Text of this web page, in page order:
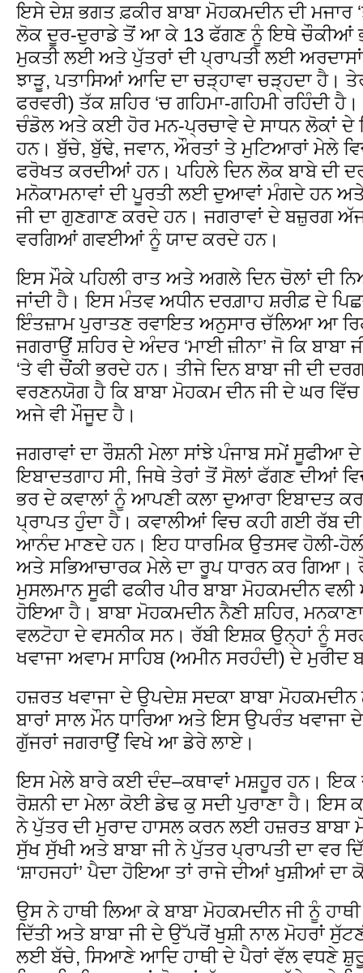
ਇਸੇ ਦੇਸ਼ ਭਗਤ ਫ਼ਕੀਰ ਬਾਬਾ ਮੋਹਕਮਦੀਨ ਦੀ ਮਜਾਰ
ਲੋਕ ਦੂਰ-ਦੁਰਾਡੇ ਤੋਂ ਆ ਕੇ 13 ਫੱਗਣ ਨੂੰ ਇਥੇ ਚੌਕੀਆਂ
ਮੁਕਤੀ ਲਈ ਅਤੇ ਪੁੱਤਰਾਂ ਦੀ ਪ੍ਰਾਪਤੀ ਲਈ
ਝਾੜੂ, ਪਤਾਸਿਆਂ ਆਦਿ ਦਾ ਚੜ੍ਹਾਵਾ ਚੜ੍ਹਦਾ ਹੈ।
ਫਰਵਰੀ) ਤੱਕ ਸ਼ਹਿਰ ‘ਚ ਗਹਿਮਾ-ਗਹਿਮੀ ਰਹਿੰਦੀ
ਚੰਡੋਲ ਅਤੇ ਕਈ ਹੋਰ ਮਨ-ਪ੍ਰਚਾਵੇ ਦੇ ਸਾਧਨ ਲੋਕਾਂ ਦੇ
ਹਨ। ਬੁੱਚੇ, ਬੁੱਢੇ, ਜਵਾਨ, ਔਰਤਾਂ ਤੇ ਮੁਟਿਆਰਾਂ ਮੇਲੇ
ਫਰੋਖਤ ਕਰਦੀਆਂ ਹਨ। ਪਹਿਲੇ ਦਿਨ ਲੋਕ ਬਾਬੇ ਦੀ
ਮਨੋਕਾਮਨਾਵਾਂ ਦੀ ਪੂਰਤੀ ਲਈ ਦੁਆਵਾਂ ਮੰਗਦੇ ਹਨ
ਜੀ ਦਾ ਗੁਣਗਾਣ ਕਰਦੇ ਹਨ। ਜਗਰਾਵਾਂ ਦੇ ਬਜ਼ੁਰਗ
ਵਰਗਿਆਂ ਗਵਈਆਂ ਨੂੰ ਯਾਦ ਕਰਦੇ ਹਨ।
ਇਸ ਮੌਕੇ ਪਹਿਲੀ ਰਾਤ ਅਤੇ ਅਗਲੇ ਦਿਨ ਚੋਲਾਂ ਦੀ
ਜਾਂਦੀ ਹੈ। ਇਸ ਮੰਤਵ ਅਧੀਨ ਦਰਗ਼ਾਹ ਸ਼ਰੀਫ਼ ਦੇ
ਇੰਤਜ਼ਾਮ ਪੁਰਾਤਣ ਰਵਾਇਤ ਅਨੁਸਾਰ ਚੱਲਿਆ ਆ
ਜਗਰਾਉਂ ਸ਼ਹਿਰ ਦੇ ਅੰਦਰ ‘ਮਾਈ ਜ਼ੀਨਾ’ ਜੋ ਕਿ ਬਾਬਾ
‘ਤੇ ਵੀ ਚੌਂਕੀ ਭਰਦੇ ਹਨ। ਤੀਜੇ ਦਿਨ ਬਾਬਾ ਜੀ ਦੀ
ਵਰਣਨਯੋਗ ਹੈ ਕਿ ਬਾਬਾ ਮੋਹਕਮ ਦੀਨ ਜੀ ਦੇ ਘਰ
ਅਜੇ ਵੀ ਮੌਜੂਦ ਹੈ।
ਜਗਰਾਵਾਂ ਦਾ ਰੌਸ਼ਨੀ ਮੇਲਾ ਸਾਂਝੇ ਪੰਜਾਬ ਸਮੇਂ ਸੂਫੀਆ
ਇਬਾਦਤਗਾਹ ਸੀ, ਜਿਥੇ ਤੇਰਾਂ ਤੋਂ ਸੋਲਾਂ ਫੱਗਣ ਦੀਆਂ
ਭਰ ਦੇ ਕਵਾਲਾਂ ਨੂੰ ਆਪਣੀ ਕਲਾ ਦੁਆਰਾ ਇਬਾਦਤ
ਪ੍ਰਾਪਤ ਹੁੰਦਾ ਹੈ। ਕਵਾਲੀਆਂ ਵਿਚ ਕਹੀ ਗਈ ਰੱਬ
ਆਨੰਦ ਮਾਣਦੇ ਹਨ। ਇਹ ਧਾਰਮਿਕ ਉਤਸਵ ਹੋਲੀ-
ਅਤੇ ਸਭਿਆਚਾਰਕ ਮੇਲੇ ਦਾ ਰੂਪ ਧਾਰਨ ਕਰ ਗਿਆ।
ਮੁਸਲਮਾਨ ਸੂਫੀ ਫਕੀਰ ਪੀਰ ਬਾਬਾ ਮੋਹਕਮਦੀਨ
ਹੋਇਆ ਹੈ। ਬਾਬਾ ਮੋਹਕਮਦੀਨ ਨੈਣੀ ਸ਼ਹਿਰ,
ਵਲਟੋਹਾ ਦੇ ਵਸਨੀਕ ਸਨ। ਰੱਬੀ ਇਸ਼ਕ ਉਨ੍ਹਾਂ ਨੂੰ
ਖਵਾਜਾ ਅਵਾਮ ਸਾਹਿਬ (ਅਮੀਨ ਸਰਹੰਦੀ) ਦੇ ਮੁਰੀਦ
ਹਜ਼ਰਤ ਖਵਾਜਾ ਦੇ ਉਪਦੇਸ਼ ਸਦਕਾ ਬਾਬਾ ਮੋਹਕਮਦੀਨ
ਬਾਰਾਂ ਸਾਲ ਮੌਨ ਧਾਰਿਆ ਅਤੇ ਇਸ ਉਪਰੰਤ ਖਵਾਜਾ
ਗੁੱਜਰਾਂ ਜਗਰਾਉਂ ਵਿਖੇ ਆ ਡੇਰੇ ਲਾਏ।
ਇਸ ਮੇਲੇ ਬਾਰੇ ਕਈ ਦੰਦ–ਕਥਾਵਾਂ ਮਸ਼ਹੂਰ ਹਨ। ਇਕ
ਰੋਸ਼ਨੀ ਦਾ ਮੇਲਾ ਕੋਈ ਡੇਢ ਕੁ ਸਦੀ ਪੁਰਾਣਾ ਹੈ। ਇਸ
ਨੇ ਪੁੱਤਰ ਦੀ ਮੁਰਾਦ ਹਾਸਲ ਕਰਨ ਲਈ ਹਜ਼ਰਤ ਬਾਬਾ
ਸੁੱਖ ਸੁੱਖੀ ਅਤੇ ਬਾਬਾ ਜੀ ਨੇ ਪੁੱਤਰ ਪ੍ਰਾਪਤੀ ਦਾ ਵਰ
‘ਸ਼ਾਹਜਹਾਂ’ ਪੈਦਾ ਹੋਇਆ ਤਾਂ ਰਾਜੇ ਦੀਆਂ ਖੁਸ਼ੀਆਂ ਦਾ
ਉਸ ਨੇ ਹਾਥੀ ਲਿਆ ਕੇ ਬਾਬਾ ਮੋਹਕਮਦੀਨ ਜੀ ਨੂੰ
ਦਿੱਤੀ ਅਤੇ ਬਾਬਾ ਜੀ ਦੇ ਉੱਪਰੋਂ ਖੁਸ਼ੀ ਨਾਲ ਮੋਹਰਾਂ
ਲਈ ਬੱਚੇ, ਸਿਆਣੇ ਆਦਿ ਹਾਥੀ ਦੇ ਪੈਰਾਂ ਵੱਲ ਵਧਣੇ ਸ਼ੁਰੂ